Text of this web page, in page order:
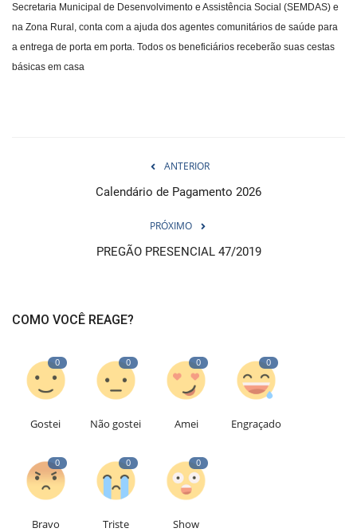
Secretaria Municipal de Desenvolvimento e Assistência Social (SEMDAS) e
na Zona Rural, conta com a ajuda dos agentes comunitários de saúde para
a entrega de porta em porta. Todos os beneficiários receberão suas cestas
básicas em casa
ANTERIOR
Calendário de Pagamento 2026
PRÓXIMO
PREGÃO PRESENCIAL 47/2019
COMO VOCÊ REAGE?
0
Gostei
0
Não gostei
0
Amei
0
Engraçado
0
Bravo
0
Triste
0
Show